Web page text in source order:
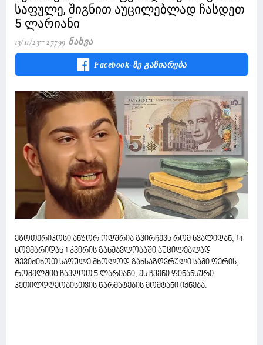
საფულე, შიგნით აუცილებლად ჩასდეთ
5 ლარიანი
13/11/23 27799 Ნახვა
Facebook-Ზე Გაზიარება
ეზოთერიკოსი ანზორ ოდშრია გვირჩევს რომ ხვალიდან, 14
ნოემბრიდან 1 კვირის განმავლობაში აუცილებლად
შევიძინოთ საფულე მხოლოდ განსაზღვრული სამი ფერის,
რომელშიც ჩავდოთ 5 ლარიანი, ეს ჩვენი ფინანსური
კეთილდღეობისთვის წარმატების მომტანი იქნება.